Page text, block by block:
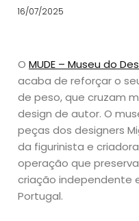
16/07/2025
OMUDE – Museu do
acaba de reforçar o
de peso, que cruzam
design de autor. O
peças dos designers
da figurinista e
operação que
criação independente
Portugal.